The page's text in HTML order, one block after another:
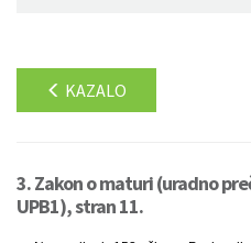
KAZALO
3. Zakon o maturi (uradno
UPB1), stran 11.